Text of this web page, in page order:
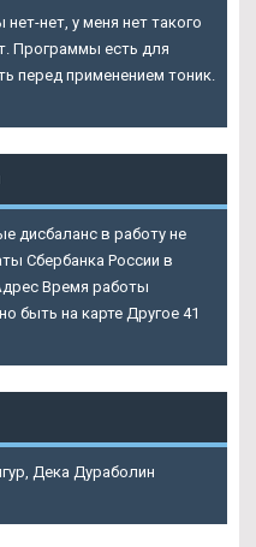
нет, у меня нет такого
Программы есть для
перед применением тоник.
дисбаланс в работу не
Сбербанка России в
Время работы
быть на карте Другое 41
Дека Дураболин